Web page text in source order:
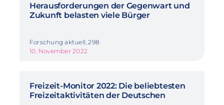
Herausforderungen der Gegenwart und
Zukunft belasten viele Bürger
Forschung aktuell, 298
10. November 2022
Freizeit-Monitor 2022: Die beliebtesten
Freizeitaktivitäten der Deutschen